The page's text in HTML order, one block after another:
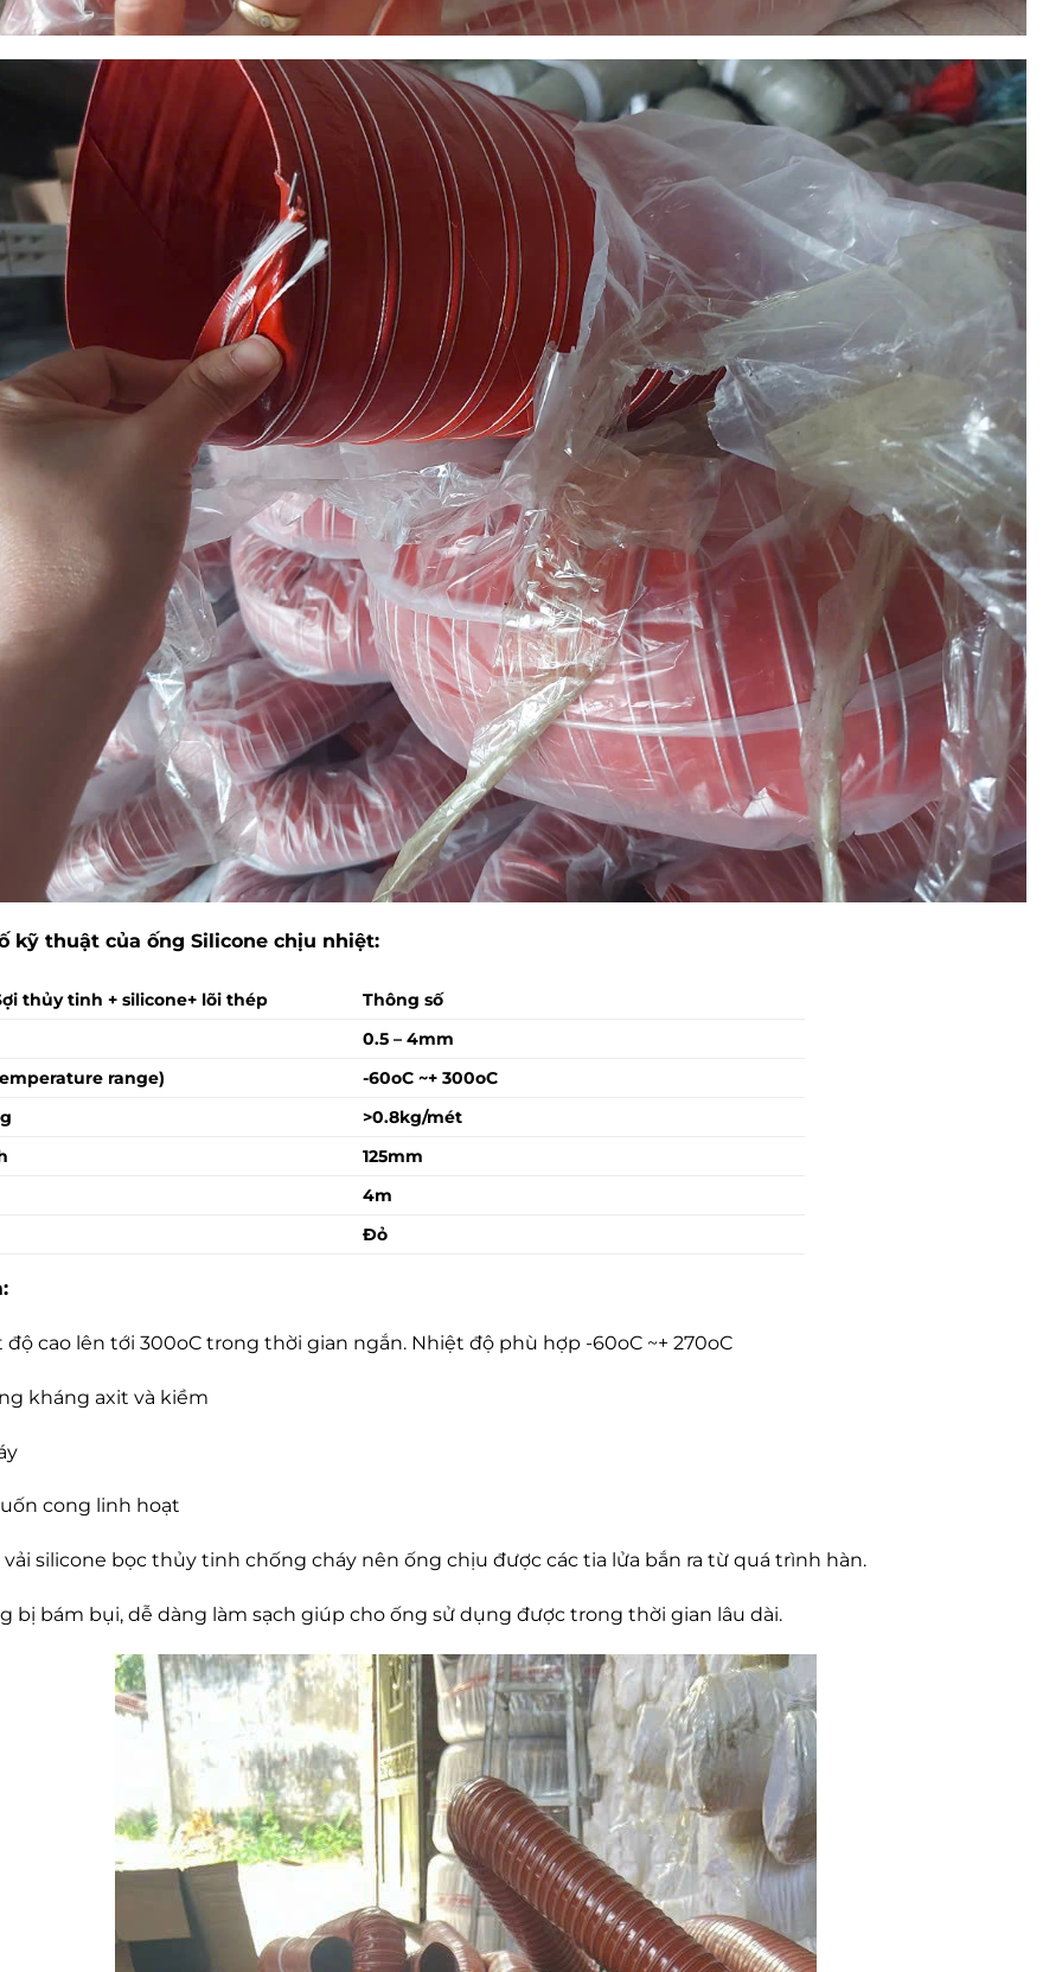
kỹ thuật của ống Silicone chịu nhiệt:
thủy tinh + silicone+ lõi thép
Thông số
0.5 – 4mm
range)
-60oC ~+ 300oC
>0.8kg/mét
125mm
4m
Đỏ
cao lên tới 300oC trong thời gian ngắn. Nhiệt độ phù hợp -60oC ~+ 270oC
kháng axit và kiềm
cong linh hoạt
vải silicone bọc thủy tinh chống cháy nên ống chịu được các tia lửa bắn ra từ quá trình hàn.
bị bám bụi, dễ dàng làm sạch giúp cho ống sử dụng được trong thời gian lâu dài.